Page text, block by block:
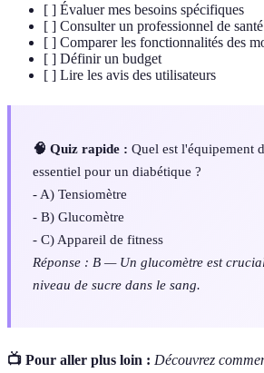
[ ] Évaluer mes besoins spécifiques
[ ] Consulter un professionnel de santé
[ ] Comparer les fonctionnalités des
[ ] Définir un budget
[ ] Lire les avis des utilisateurs
🧠 Quiz rapide : Quel est l'équipement
essentiel pour un diabétique ?
- A) Tensiomètre
- B) Glucomètre
- C) Appareil de fitness
Réponse : B — Un glucomètre est
niveau de sucre dans le sang.
📺 Pour aller plus loin : Découvrez